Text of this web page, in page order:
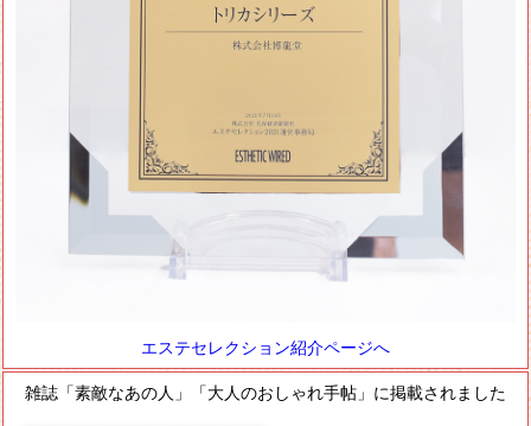
エステセレクション紹介ページへ
雑誌「素敵なあの人」「大人のおしゃれ手帖」に掲載されました